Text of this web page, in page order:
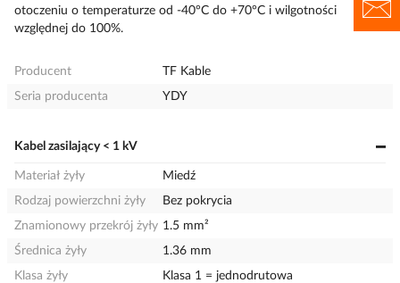
otoczeniu o temperaturze od -40°C do +70°C i wilgotności
względnej do 100%.
Producent
TF Kable
Seria producenta
YDY
Kabel zasilający < 1 kV
Materiał żyły
Miedź
Rodzaj powierzchni żyły
Bez pokrycia
Znamionowy przekrój żyły 1.5 mm²
Średnica żyły
1.36 mm
Klasa żyły
Klasa 1 = jednodrutowa